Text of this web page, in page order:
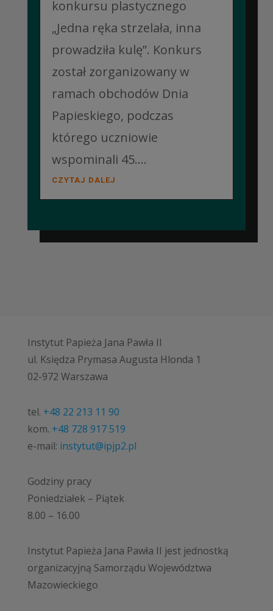
konkursu plastycznego
„Jedna ręka strzelała, inna
prowadziła kulę”. Konkurs
został zorganizowany w
ramach obchodów Dnia
Papieskiego, podczas
którego uczniowie
wspominali 45....
CZYTAJ DALEJ
Instytut Papieża Jana Pawła II
ul. Księdza Prymasa Augusta Hlonda 1
02-972 Warszawa
tel. +48 22 213 11 90
kom. +48 728 917 519
e-mail: instytut@ipjp2.pl
Godziny pracy
Poniedziałek – Piątek
8.00 – 16.00
Instytut Papieża Jana Pawła II jest jednostką
organizacyjną Samorządu Województwa
Mazowieckiego